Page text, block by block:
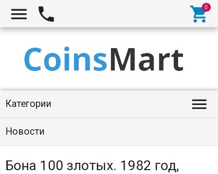
  
Категории 
Новости
Бона 100 злотых. 1982 год,